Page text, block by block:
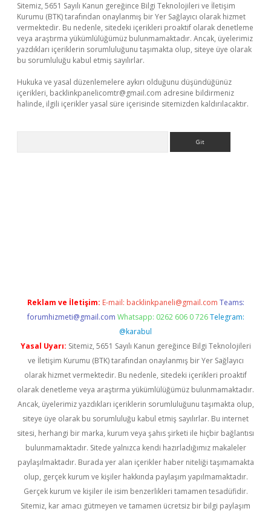
Sitemiz, 5651 Sayılı Kanun gereğince Bilgi Teknolojileri ve İletişim
Kurumu (BTK) tarafından onaylanmış bir Yer Sağlayıcı olarak hizmet
vermektedir. Bu nedenle, sitedeki içerikleri proaktif olarak denetleme
veya araştırma yükümlülüğümüz bulunmamaktadır. Ancak, üyelerimiz
yazdıkları içeriklerin sorumluluğunu taşımakta olup, siteye üye olarak
bu sorumluluğu kabul etmiş sayılırlar.
Hukuka ve yasal düzenlemelere aykırı olduğunu düşündüğünüz
içerikleri, backlinkpanelicomtr@gmail.com adresine bildirmeniz
halinde, ilgili içerikler yasal süre içerisinde sitemizden kaldırılacaktır.
Reklam ve İletişim: E-mail: backlinkpaneli@gmail.com Teams:
forumhizmeti@gmail.com Whatsapp: 0262 606 0 726 Telegram:
@karabul
Yasal Uyarı: Sitemiz, 5651 Sayılı Kanun gereğince Bilgi Teknolojileri
ve İletişim Kurumu (BTK) tarafından onaylanmış bir Yer Sağlayıcı
olarak hizmet vermektedir. Bu nedenle, sitedeki içerikleri proaktif
olarak denetleme veya araştırma yükümlülüğümüz bulunmamaktadır.
Ancak, üyelerimiz yazdıkları içeriklerin sorumluluğunu taşımakta olup,
siteye üye olarak bu sorumluluğu kabul etmiş sayılırlar. Bu internet
sitesi, herhangi bir marka, kurum veya şahıs şirketi ile hiçbir bağlantısı
bulunmamaktadır. Sitede yalnızca kendi hazırladığımız makaleler
paylaşılmaktadır. Burada yer alan içerikler haber niteliği taşımamakta
olup, gerçek kurum ve kişiler hakkında paylaşım yapılmamaktadır.
Gerçek kurum ve kişiler ile isim benzerlikleri tamamen tesadüfidir.
Sitemiz, kar amacı gütmeyen ve tamamen ücretsiz bir bilgi paylaşım